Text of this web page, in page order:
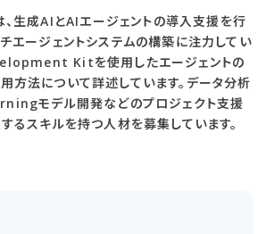
、生成AIとAIエージェントの導入支援を行
チエージェントシステムの構築に注力してい
Kitを使用したエージェントの
方法について詳述しています。データ分析
モデル開発などのプロジェクト支援
るスキルを持つ人材を募集しています。